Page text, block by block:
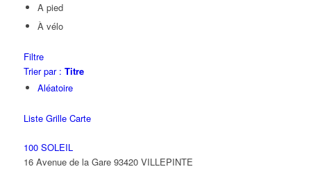
A pied
À vélo
Filtre
Trier par : Titre
Aléatoire
Liste Grille Carte
100 SOLEIL
16 Avenue de la Gare 93420 VILLEPINTE